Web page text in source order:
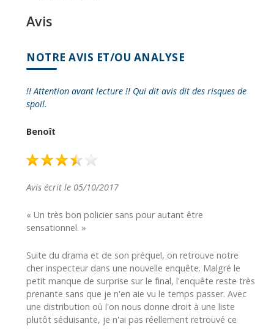
Avis
NOTRE AVIS ET/OU ANALYSE
!! Attention avant lecture !! Qui dit avis dit des risques de
spoil.
Benoît
Avis écrit le 05/10/2017
« Un très bon policier sans pour autant être
sensationnel. »
Suite du drama et de son préquel, on retrouve notre
cher inspecteur dans une nouvelle enquête. Malgré le
petit manque de surprise sur le final, l'enquête reste très
prenante sans que je n'en aie vu le temps passer. Avec
une distribution où l'on nous donne droit à une liste
plutôt séduisante, je n'ai pas réellement retrouvé ce